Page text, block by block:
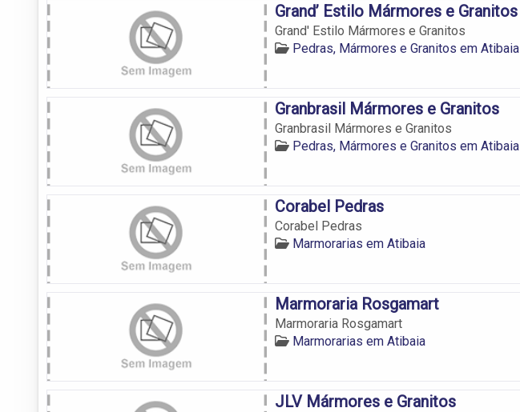
Grand’ Estilo Mármores e Granitos
Grand' Estilo Mármores e Granitos
Pedras, Mármores e Granitos em Atibaia
Granbrasil Mármores e Granitos
Granbrasil Mármores e Granitos
Pedras, Mármores e Granitos em Atibaia
Corabel Pedras
Corabel Pedras
Marmorarias em Atibaia
Marmoraria Rosgamart
Marmoraria Rosgamart
Marmorarias em Atibaia
JLV Mármores e Granitos